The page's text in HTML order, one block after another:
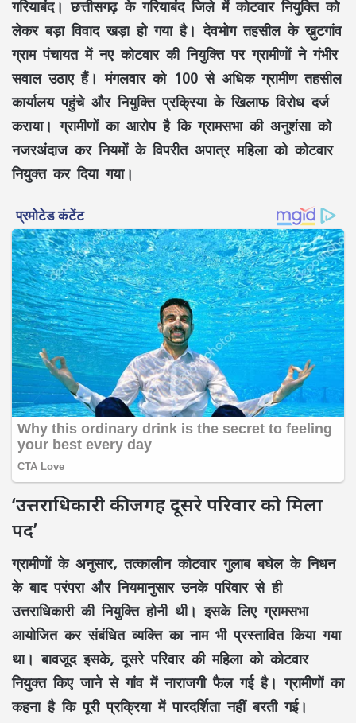
गरियाबंद। छत्तीसगढ़ के गरियाबंद जिले में कोटवार नियुक्ति को
लेकर बड़ा विवाद खड़ा हो गया है। देवभोग तहसील के ख़ुटगांव
ग्राम पंचायत में नए कोटवार की नियुक्ति पर ग्रामीणों ने गंभीर
सवाल उठाए हैं। मंगलवार को 100 से अधिक ग्रामीण तहसील
कार्यालय पहुंचे और नियुक्ति प्रक्रिया के खिलाफ विरोध दर्ज
कराया। ग्रामीणों का आरोप है कि ग्रामसभा की अनुशंसा को
नजरअंदाज कर नियमों के विपरीत अपात्र महिला को कोटवार
नियुक्त कर दिया गया।
‘उत्तराधिकारी की जगह दूसरे परिवार को मिला
पद’
ग्रामीणों के अनुसार, तत्कालीन कोटवार गुलाब बघेल के निधन
के बाद परंपरा और नियमानुसार उनके परिवार से ही
उत्तराधिकारी की नियुक्ति होनी थी। इसके लिए ग्रामसभा
आयोजित कर संबंधित व्यक्ति का नाम भी प्रस्तावित किया गया
था। बावजूद इसके, दूसरे परिवार की महिला को कोटवार
नियुक्त किए जाने से गांव में नाराजगी फैल गई है। ग्रामीणों का
कहना है कि पूरी प्रक्रिया में पारदर्शिता नहीं बरती गई।